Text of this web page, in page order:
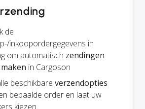
de
inkoopordergegevens in
om automatisch zendingen
in Cargoson
beschikbare verzendopties
bepaalde order en laat uw
kiezen